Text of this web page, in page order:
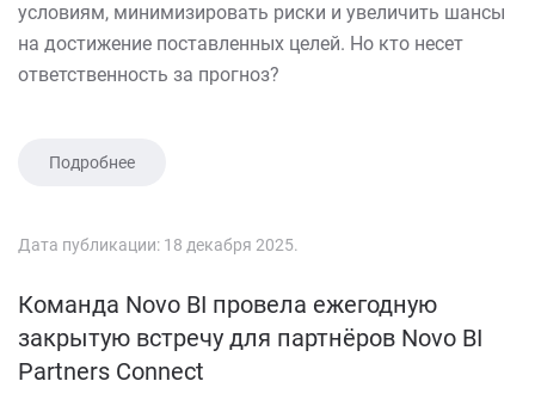
условиям, минимизировать риски и увеличить шансы
на достижение поставленных целей. Но кто несет
ответственность за прогноз?
Подробнее
Дата публикации: 18 декабря 2025.
Команда Novo BI провела ежегодную
закрытую встречу для партнёров Novo BI
Partners Connect